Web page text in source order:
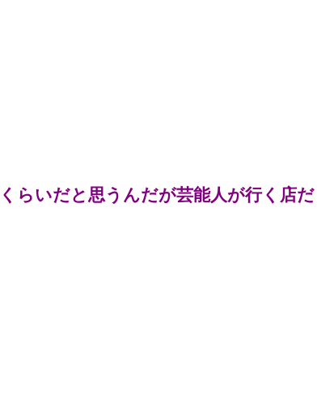
らいだと思うんだが芸能人が行く店